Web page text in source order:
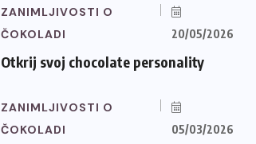
ZANIMLJIVOSTI O
ČOKOLADI
20/05/2026
Otkrij svoj chocolate personality
ZANIMLJIVOSTI O
ČOKOLADI
05/03/2026